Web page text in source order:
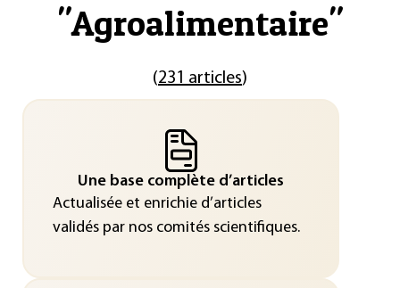
"Agroalimentaire"
(231 articles)
Une base complète d’articles
Actualisée et enrichie d’articles
validés par nos comités scientifiques.